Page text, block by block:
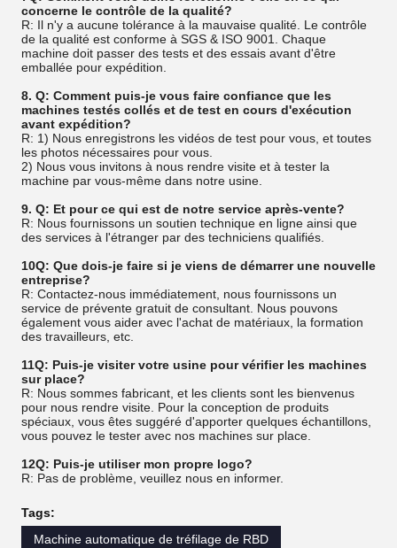
concerne le contrôle de la qualité?
R: Il n'y a aucune tolérance à la mauvaise qualité. Le contrôle
de la qualité est conforme à SGS & ISO 9001. Chaque
machine doit passer des tests et des essais avant d'être
emballée pour expédition.
8. Q: Comment puis-je vous faire confiance que les
machines testés collés et de test en cours d'exécution
avant expédition?
R: 1) Nous enregistrons les vidéos de test pour vous, et toutes
les photos nécessaires pour vous.
2) Nous vous invitons à nous rendre visite et à tester la
machine par vous-même dans notre usine.
9. Q: Et pour ce qui est de notre service après-vente?
R: Nous fournissons un soutien technique en ligne ainsi que
des services à l'étranger par des techniciens qualifiés.
10Q: Que dois-je faire si je viens de démarrer une nouvelle
entreprise?
R: Contactez-nous immédiatement, nous fournissons un
service de prévente gratuit de consultant. Nous pouvons
également vous aider avec l'achat de matériaux, la formation
des travailleurs, etc.
11Q: Puis-je visiter votre usine pour vérifier les machines
sur place?
R: Nous sommes fabricant, et les clients sont les bienvenus
pour nous rendre visite. Pour la conception de produits
spéciaux, vous êtes suggéré d'apporter quelques échantillons,
vous pouvez le tester avec nos machines sur place.
12Q: Puis-je utiliser mon propre logo?
R: Pas de problème, veuillez nous en informer.
Tags:
Machine automatique de tréfilage de RBD